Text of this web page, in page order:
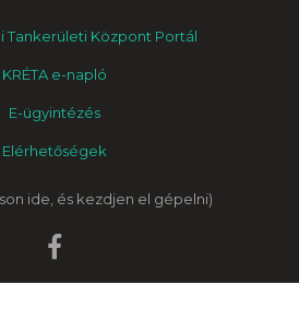
Tankerületi Központ Portál
KRÉTA e-napló
E-ügyintézés
Elérhetőségek